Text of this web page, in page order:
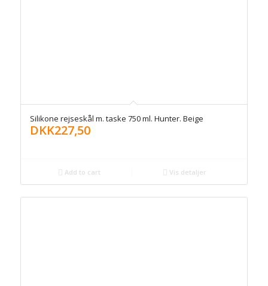
Silikone rejseskål m. taske 750 ml. Hunter. Beige
DKK227,50
Add to cart Vis detaljer